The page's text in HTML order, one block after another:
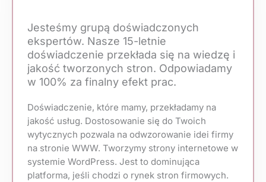
Jesteśmy grupą doświadczonych
ekspertów. Nasze 15-letnie
doświadczenie przekłada się na wiedzę i
jakość tworzonych stron. Odpowiadamy
w 100% za finalny efekt prac.
Doświadczenie, które mamy, przekładamy na
jakość usług. Dostosowanie się do Twoich
wytycznych pozwala na odwzorowanie idei firmy
na stronie WWW. Tworzymy strony internetowe w
systemie WordPress. Jest to dominująca
platforma, jeśli chodzi o rynek stron firmowych.